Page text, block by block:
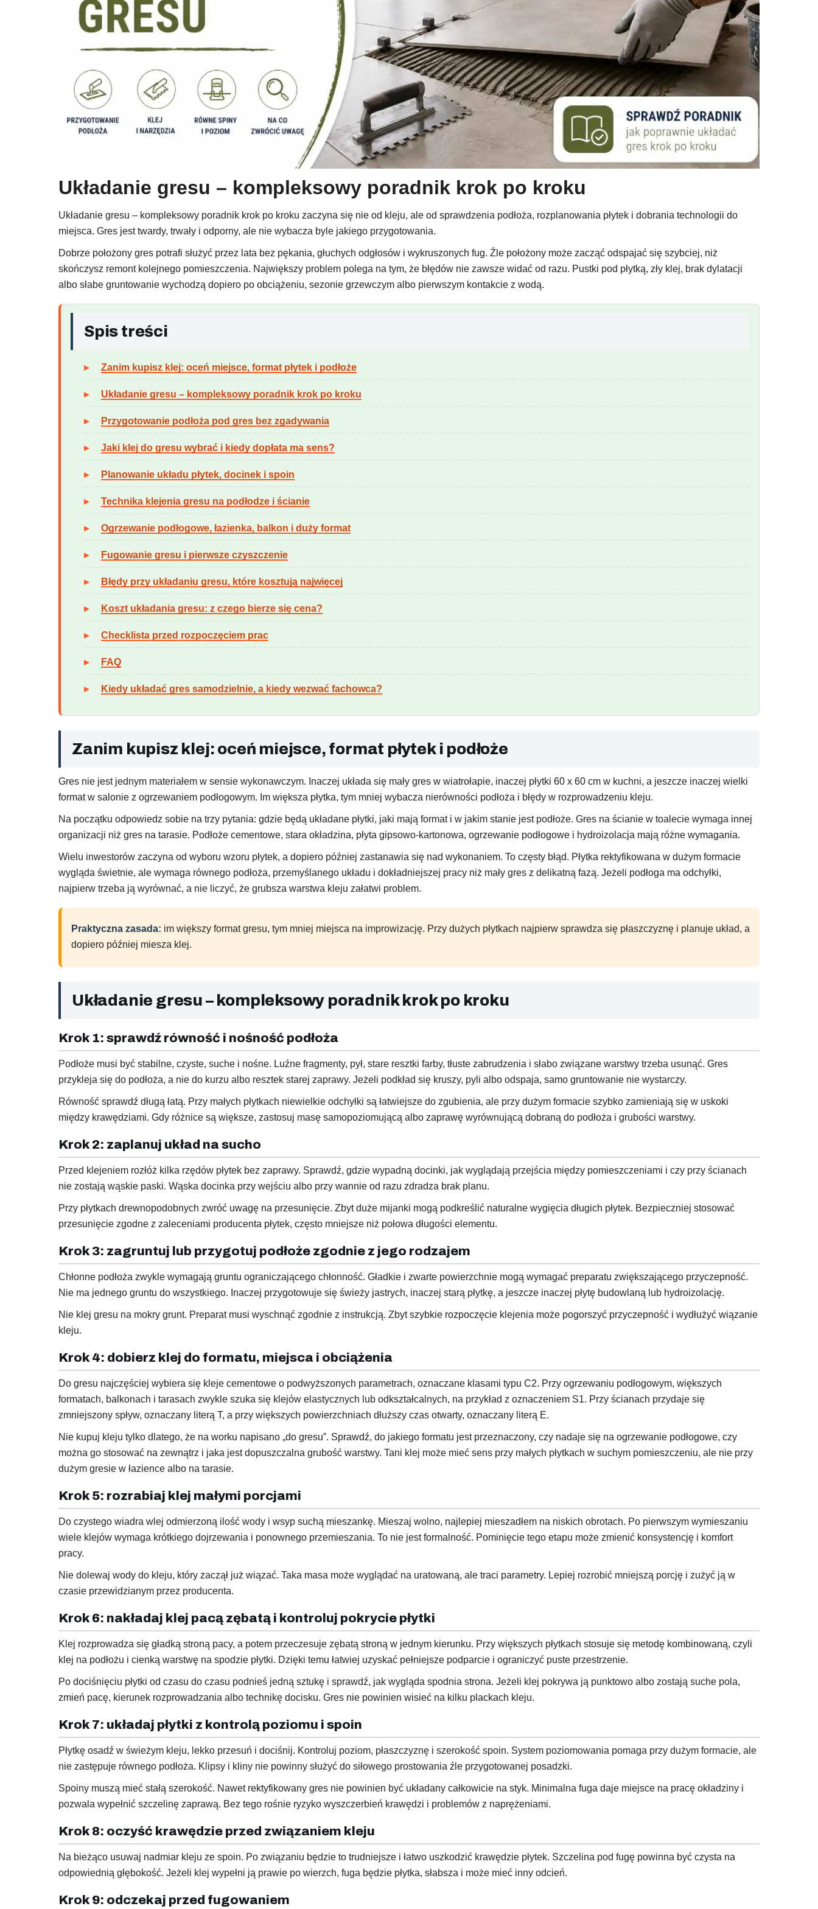
Układanie gresu – kompleksowy poradnik krok po kroku
Układanie gresu – kompleksowy poradnik krok po kroku zaczyna się nie od kleju, ale od sprawdzenia podłoża, rozplanowania płytek i dobrania technologii do
miejsca. Gres jest twardy, trwały i odporny, ale nie wybacza byle jakiego przygotowania.
Dobrze położony gres potrafi służyć przez lata bez pękania, głuchych odgłosów i wykruszonych fug. Źle położony może zacząć odspajać się szybciej, niż
skończysz remont kolejnego pomieszczenia. Największy problem polega na tym, że błędów nie zawsze widać od razu. Pustki pod płytką, zły klej, brak dylatacji
albo słabe gruntowanie wychodzą dopiero po obciążeniu, sezonie grzewczym albo pierwszym kontakcie z wodą.
Spis treści
Zanim kupisz klej: oceń miejsce, format płytek i podłoże
Układanie gresu – kompleksowy poradnik krok po kroku
Przygotowanie podłoża pod gres bez zgadywania
Jaki klej do gresu wybrać i kiedy dopłata ma sens?
Planowanie układu płytek, docinek i spoin
Technika klejenia gresu na podłodze i ścianie
Ogrzewanie podłogowe, łazienka, balkon i duży format
Fugowanie gresu i pierwsze czyszczenie
Błędy przy układaniu gresu, które kosztują najwięcej
Koszt układania gresu: z czego bierze się cena?
Checklista przed rozpoczęciem prac
FAQ
Kiedy układać gres samodzielnie, a kiedy wezwać fachowca?
Zanim kupisz klej: oceń miejsce, format płytek i podłoże
Gres nie jest jednym materiałem w sensie wykonawczym. Inaczej układa się mały gres w wiatrołapie, inaczej płytki 60 x 60 cm w kuchni, a jeszcze inaczej wielki
format w salonie z ogrzewaniem podłogowym. Im większa płytka, tym mniej wybacza nierówności podłoża i błędy w rozprowadzeniu kleju.
Na początku odpowiedz sobie na trzy pytania: gdzie będą układane płytki, jaki mają format i w jakim stanie jest podłoże. Gres na ścianie w toalecie wymaga innej
organizacji niż gres na tarasie. Podłoże cementowe, stara okładzina, płyta gipsowo-kartonowa, ogrzewanie podłogowe i hydroizolacja mają różne wymagania.
Wielu inwestorów zaczyna od wyboru wzoru płytek, a dopiero później zastanawia się nad wykonaniem. To częsty błąd. Płytka rektyfikowana w dużym formacie
wygląda świetnie, ale wymaga równego podłoża, przemyślanego układu i dokładniejszej pracy niż mały gres z delikatną fazą. Jeżeli podłoga ma odchyłki,
najpierw trzeba ją wyrównać, a nie liczyć, że grubsza warstwa kleju załatwi problem.
Praktyczna zasada: im większy format gresu, tym mniej miejsca na improwizację. Przy dużych płytkach najpierw sprawdza się płaszczyznę i planuje układ, a
dopiero później miesza klej.
Układanie gresu – kompleksowy poradnik krok po kroku
Krok 1: sprawdź równość i nośność podłoża
Podłoże musi być stabilne, czyste, suche i nośne. Luźne fragmenty, pył, stare resztki farby, tłuste zabrudzenia i słabo związane warstwy trzeba usunąć. Gres
przykleja się do podłoża, a nie do kurzu albo resztek starej zaprawy. Jeżeli podkład się kruszy, pyli albo odspaja, samo gruntowanie nie wystarczy.
Równość sprawdź długą łatą. Przy małych płytkach niewielkie odchyłki są łatwiejsze do zgubienia, ale przy dużym formacie szybko zamieniają się w uskoki
między krawędziami. Gdy różnice są większe, zastosuj masę samopoziomującą albo zaprawę wyrównującą dobraną do podłoża i grubości warstwy.
Krok 2: zaplanuj układ na sucho
Przed klejeniem rozłóż kilka rzędów płytek bez zaprawy. Sprawdź, gdzie wypadną docinki, jak wyglądają przejścia między pomieszczeniami i czy przy ścianach
nie zostają wąskie paski. Wąska docinka przy wejściu albo przy wannie od razu zdradza brak planu.
Przy płytkach drewnopodobnych zwróć uwagę na przesunięcie. Zbyt duże mijanki mogą podkreślić naturalne wygięcia długich płytek. Bezpieczniej stosować
przesunięcie zgodne z zaleceniami producenta płytek, często mniejsze niż połowa długości elementu.
Krok 3: zagruntuj lub przygotuj podłoże zgodnie z jego rodzajem
Chłonne podłoża zwykle wymagają gruntu ograniczającego chłonność. Gładkie i zwarte powierzchnie mogą wymagać preparatu zwiększającego przyczepność.
Nie ma jednego gruntu do wszystkiego. Inaczej przygotowuje się świeży jastrych, inaczej starą płytkę, a jeszcze inaczej płytę budowlaną lub hydroizolację.
Nie klej gresu na mokry grunt. Preparat musi wyschnąć zgodnie z instrukcją. Zbyt szybkie rozpoczęcie klejenia może pogorszyć przyczepność i wydłużyć wiązanie
kleju.
Krok 4: dobierz klej do formatu, miejsca i obciążenia
Do gresu najczęściej wybiera się kleje cementowe o podwyższonych parametrach, oznaczane klasami typu C2. Przy ogrzewaniu podłogowym, większych
formatach, balkonach i tarasach zwykle szuka się klejów elastycznych lub odkształcalnych, na przykład z oznaczeniem S1. Przy ścianach przydaje się
zmniejszony spływ, oznaczany literą T, a przy większych powierzchniach dłuższy czas otwarty, oznaczany literą E.
Nie kupuj kleju tylko dlatego, że na worku napisano „do gresu”. Sprawdź, do jakiego formatu jest przeznaczony, czy nadaje się na ogrzewanie podłogowe, czy
można go stosować na zewnątrz i jaka jest dopuszczalna grubość warstwy. Tani klej może mieć sens przy małych płytkach w suchym pomieszczeniu, ale nie przy
dużym gresie w łazience albo na tarasie.
Krok 5: rozrabiaj klej małymi porcjami
Do czystego wiadra wlej odmierzoną ilość wody i wsyp suchą mieszankę. Mieszaj wolno, najlepiej mieszadłem na niskich obrotach. Po pierwszym wymieszaniu
wiele klejów wymaga krótkiego dojrzewania i ponownego przemieszania. To nie jest formalność. Pominięcie tego etapu może zmienić konsystencję i komfort
pracy.
Nie dolewaj wody do kleju, który zaczął już wiązać. Taka masa może wyglądać na uratowaną, ale traci parametry. Lepiej rozrobić mniejszą porcję i zużyć ją w
czasie przewidzianym przez producenta.
Krok 6: nakładaj klej pacą zębatą i kontroluj pokrycie płytki
Klej rozprowadza się gładką stroną pacy, a potem przeczesuje zębatą stroną w jednym kierunku. Przy większych płytkach stosuje się metodę kombinowaną, czyli
klej na podłożu i cienką warstwę na spodzie płytki. Dzięki temu łatwiej uzyskać pełniejsze podparcie i ograniczyć puste przestrzenie.
Po dociśnięciu płytki od czasu do czasu podnieś jedną sztukę i sprawdź, jak wygląda spodnia strona. Jeżeli klej pokrywa ją punktowo albo zostają suche pola,
zmień pacę, kierunek rozprowadzania albo technikę docisku. Gres nie powinien wisieć na kilku plackach kleju.
Krok 7: układaj płytki z kontrolą poziomu i spoin
Płytkę osadź w świeżym kleju, lekko przesuń i dociśnij. Kontroluj poziom, płaszczyznę i szerokość spoin. System poziomowania pomaga przy dużym formacie, ale
nie zastępuje równego podłoża. Klipsy i kliny nie powinny służyć do siłowego prostowania źle przygotowanej posadzki.
Spoiny muszą mieć stałą szerokość. Nawet rektyfikowany gres nie powinien być układany całkowicie na styk. Minimalna fuga daje miejsce na pracę okładziny i
pozwala wypełnić szczelinę zaprawą. Bez tego rośnie ryzyko wyszczerbień krawędzi i problemów z naprężeniami.
Krok 8: oczyść krawędzie przed związaniem kleju
Na bieżąco usuwaj nadmiar kleju ze spoin. Po związaniu będzie to trudniejsze i łatwo uszkodzić krawędzie płytek. Szczelina pod fugę powinna być czysta na
odpowiednią głębokość. Jeżeli klej wypełni ją prawie po wierzch, fuga będzie płytka, słabsza i może mieć inny odcień.
Krok 9: odczekaj przed fugowaniem